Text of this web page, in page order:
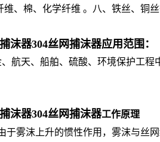
、棉、化学纤维 。八、铁丝、铜丝
沫器304丝网捕沫器应用范围：
航天、船舶、硫酸、环境保护工
沫器304丝网捕沫器工作原理
雾沫上升的惯性作用，雾沫与丝